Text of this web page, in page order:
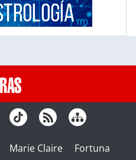
Marie Claire
Fortuna